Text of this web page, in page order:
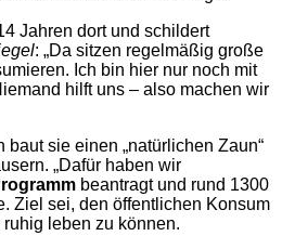
Jahren dort und schildert
: „Da sitzen regelmäßig große
Ich bin hier nur noch mit
hilft uns – also machen wir
sie einen „natürlichen Zaun“
„Dafür haben wir
beantragt und rund 1300
Ziel sei, den öffentlichen Konsum
leben zu können.